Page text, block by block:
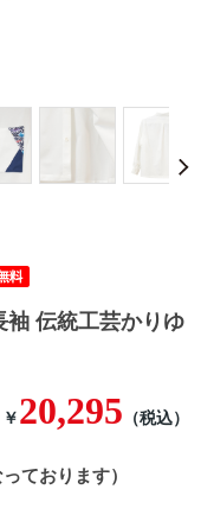
袖 伝統工芸かりゆ
ております）
￥ 20,295 （税込）